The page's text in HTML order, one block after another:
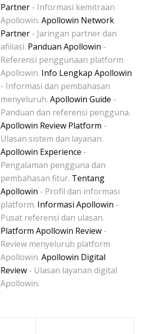
Partner - Informasi kemitraan
Apollowin. Apollowin Network
Partner - Jaringan partner dan
afiliasi. Panduan Apollowin -
Referensi penggunaan platform
Apollowin. Info Lengkap Apollowin
- Informasi dan pembahasan
menyeluruh. Apollowin Guide -
Panduan dan referensi pengguna.
Apollowin Review Platform -
Ulasan sistem dan layanan.
Apollowin Experience -
Pengalaman pengguna dan
pembahasan fitur. Tentang
Apollowin - Profil dan informasi
platform. Informasi Apollowin -
Pusat referensi dan ulasan.
Platform Apollowin Review -
Review menyeluruh platform
Apollowin. Apollowin Digital
Review - Ulasan layanan digital
Apollowin.